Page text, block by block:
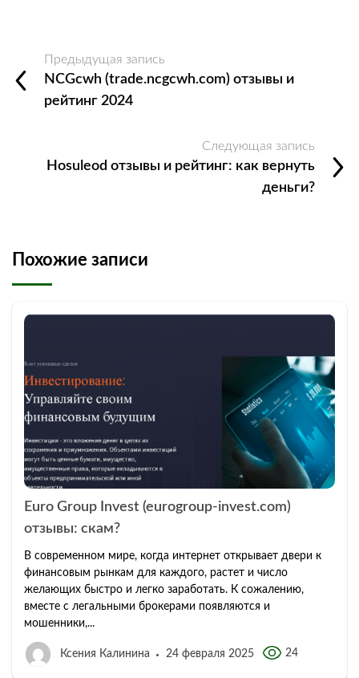
Предыдущая запись
NCGcwh (trade.ncgcwh.com) отзывы и
рейтинг 2024
Следующая запись
Hosuleod отзывы и рейтинг: как вернуть
деньги?
Похожие записи
Euro Group Invest (eurogroup-invest.com)
отзывы: скам?
В современном мире, когда интернет открывает двери к
финансовым рынкам для каждого, растет и число
желающих быстро и легко заработать. К сожалению,
вместе с легальными брокерами появляются и
мошенники,...
Ксения Калинина 24 февраля 2025 24